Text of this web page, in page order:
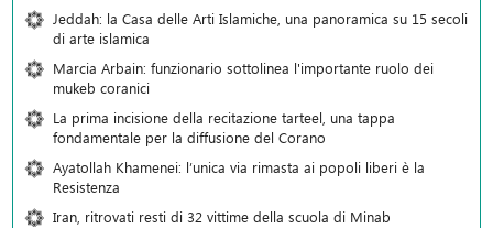
Jeddah: la Casa delle Arti Islamiche, una panoramica su 15 secoli
di arte islamica
Marcia Arbain: funzionario sottolinea l'importante ruolo dei
mukeb coranici
La prima incisione della recitazione tarteel, una tappa
fondamentale per la diffusione del Corano
Ayatollah Khamenei: l’unica via rimasta ai popoli liberi è la
Resistenza
Iran, ritrovati resti di 32 vittime della scuola di Minab